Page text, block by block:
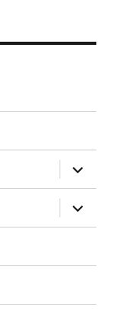
anzeigen
anzeigen